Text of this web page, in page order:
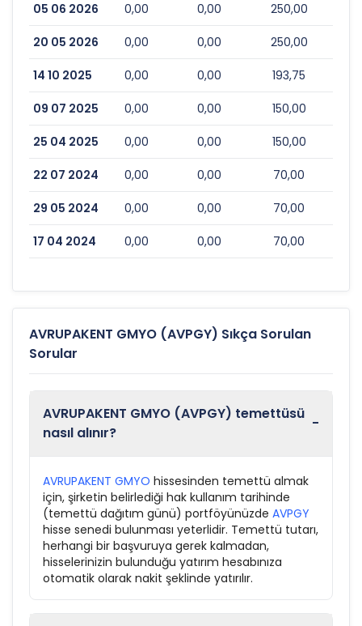
05 06 2026 0,00 0,00 250,00
20 05 2026 0,00 0,00 250,00
14 10 2025 0,00 0,00 193,75
09 07 2025 0,00 0,00 150,00
25 04 2025 0,00 0,00 150,00
22 07 2024 0,00 0,00 70,00
29 05 2024 0,00 0,00 70,00
17 04 2024 0,00 0,00 70,00
AVRUPAKENT GMYO (AVPGY) Sıkça Sorulan
Sorular
AVRUPAKENT GMYO (AVPGY) temettüsü
nasıl alınır?
-
AVRUPAKENT GMYO hissesinden temettü almak
için, şirketin belirlediği hak kullanım tarihinde
(temettü dağıtım günü) portföyünüzde AVPGY
hisse senedi bulunması yeterlidir. Temettü tutarı,
herhangi bir başvuruya gerek kalmadan,
hisselerinizin bulunduğu yatırım hesabınıza
otomatik olarak nakit şeklinde yatırılır.